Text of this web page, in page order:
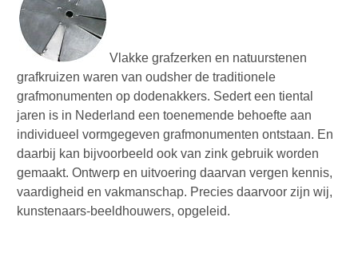
Vlakke grafzerken en natuurstenen
grafkruizen waren van oudsher de traditionele
grafmonumenten op dodenakkers. Sedert een tiental
jaren is in Nederland een toenemende behoefte aan
individueel vormgegeven grafmonumenten ontstaan. En
daarbij kan bijvoorbeeld ook van zink gebruik worden
gemaakt. Ontwerp en uitvoering daarvan vergen kennis,
vaardigheid en vakmanschap. Precies daarvoor zijn wij,
kunstenaars-beeldhouwers, opgeleid.